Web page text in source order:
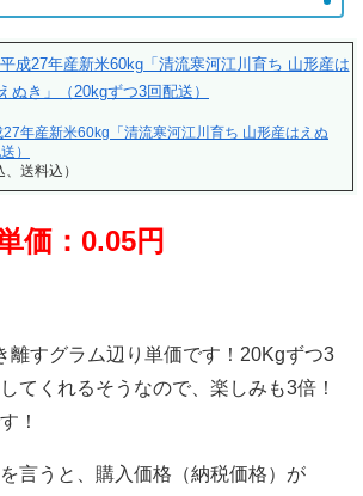
27年産新米60kg「清流寒河江川育ち 山形産はえぬ
）
送料込）
価：0.05円
離すグラム辺り単価です！20Kgずつ3
てくれるそうなので、楽しみも3倍！
！
言うと、購入価格（納税価格）が